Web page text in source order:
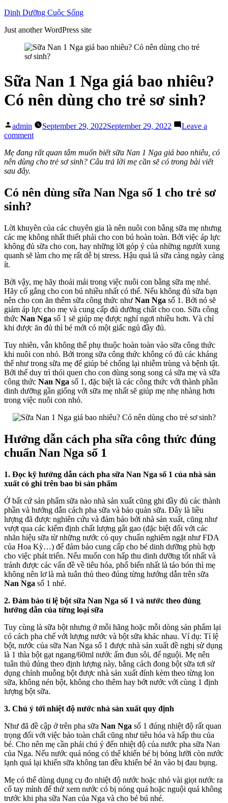
Skip
content
Dinh Dưỡng Cuộc Sống
Just another WordPress site
Sữa Nan 1 Nga giá bao nhiêu?
Có nên dùng cho trẻ sơ sinh?
Posted
by
admin September 29, 2022September 29, 2022
Leave a
commenton
Nan
1
bao
nhiêu?
dùng
cho
trẻ
sơ
Mẹ đang rất quan tâm muốn biết sữa Nan 1 Nga giá bao nhiêu, có
nên dùng cho trẻ sơ sinh? Câu trả lời mẹ cần sẽ có trong bài viết
sau đây.
Có nên dùng sữa Nan Nga số 1 cho trẻ sơ
sinh?
Lời khuyên của các chuyên gia là nên nuôi con bằng sữa mẹ nhưng
các mẹ không nhất thiết phải cho con bú hoàn toàn. Bởi việc áp lực
không đủ sữa cho con, hay những lời góp ý của những người xung
quanh sẽ làm cho mẹ rất dễ bị stress. Hậu quả là sữa càng ngày càng
ít.
Bởi vậy, mẹ hãy thoải mái trong việc nuôi con bằng sữa mẹ nhé.
Hãy cố gắng cho con bú nhiều nhất có thể. Nếu không đủ sữa bạn
nên cho con ăn thêm sữa công thức như Nan Nga số 1. Bởi nó sẽ
giảm áp lực cho mẹ và cung cấp đủ dưỡng chất cho con. Sữa công
thức Nan Nga số 1 sẽ giúp mẹ được nghỉ ngơi nhiều hơn. Và chỉ
khi được ăn đủ thì bé mới có một giấc ngủ đầy đủ.
Tuy nhiên, vẫn không thể phụ thuộc hoàn toàn vào sữa công thức
khi nuôi con nhỏ. Bởi trong sữa công thức không có đủ các kháng
thể như trong sữa mẹ để giúp bé chống lại nhiễm trùng và bệnh tật.
Bởi thế duy trì thói quen cho con dùng song song cả sữa mẹ và sữa
công thức Nan Nga số 1, đặc biệt là các công thức với thành phần
dinh dưỡng gần giống với sữa mẹ nhất sẽ giúp mẹ nhẹ nhàng hơn
trong việc nuôi con nhỏ.
Hướng dẫn cách pha sữa công thức đúng
chuẩn Nan Nga số 1
1. Đọc kỹ hướng dẫn cách pha sữa Nan Nga số 1 của nhà sản
xuất có ghi trên bao bì sản phẩm
Ở bất cứ sản phẩm sữa nào nhà sản xuất cũng ghi đầy đủ các thành
phần và hướng dẫn cách pha sữa và bảo quản sữa. Đây là liều
lượng đã được nghiên cứu và đảm bảo bởi nhà sản xuất, cũng như
vượt qua các kiểm định chất lượng gắt gao (đặc biệt đối với các
nhãn hiệu sữa từ những nước có quy chuẩn nghiêm ngặt như FDA
của Hoa Kỳ…) để đảm bảo cung cấp cho bé dinh dưỡng phù hợp
cho việc phát triển. Nếu muốn con hấp thu dinh dưỡng tốt nhất và
tránh được các vấn đề về tiêu hóa, phổ biến nhất là táo bón thì mẹ
không nên lơ là mà tuân thủ theo đúng từng hướng dẫn trên sữa
Nan Nga số 1 nhé.
2. Đảm bảo tỉ lệ bột sữa Nan Nga số 1 và nước theo đúng
hướng dẫn của từng loại sữa
Tuy cùng là sữa bột nhưng ở mỗi hãng hoặc mỗi dòng sản phẩm lại
có cách pha chế với lượng nước và bột sữa khác nhau. Ví dụ: Tỉ lệ
bột, nước của sữa Nan Nga số 1 được nhà sản xuất đề nghị sử dụng
là 1 thìa bột gạt ngang/60ml nước ấm đun sôi, để nguội. Mẹ nên
tuân thủ đúng theo định lượng này, bằng cách đong bột sữa tơi sử
dụng chính muỗng bột được nhà sản xuất đính kèm theo từng lon
sữa, không nén bột, không cho thêm hay bớt nước với cùng 1 định
lượng bột sữa.
3. Chú ý tới nhiệt độ nước nhà sản xuất quy định
Như đã đề cập ở trên pha sữa Nan Nga số 1 đúng nhiệt độ rất quan
trọng đối với việc bảo toàn chất cũng như tiêu hóa và hấp thu của
bé. Cho nên mẹ cần phải chú ý đến nhiệt độ của nước pha sữa Nan
của Nga. Nếu nước quá nóng có thể khiến bé bị bỏng lưỡi còn nước
lạnh quá lại khiến sữa không tan đều khiến bé ăn vào bị đau bụng.
Mẹ có thể dùng dụng cụ đo nhiệt độ nước hoặc nhỏ vài giọt nước ra
cổ tay mình để thử xem nước có bị nóng quá hoặc nguội quá không
trước khi pha sữa Nan của Nga và cho bé bú nhé.